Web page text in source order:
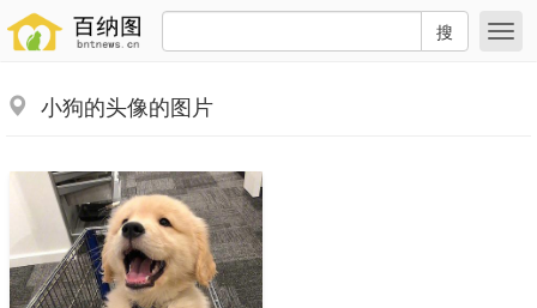
搜
小狗的头像的图片